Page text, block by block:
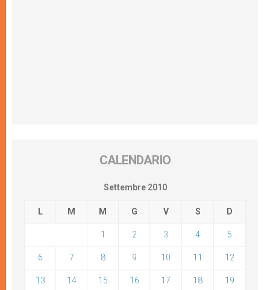
CALENDARIO
Settembre 2010
L M M G V S D
1 2 3 4 5
6 7 8 9 10 11 12
13 14 15 16 17 18 19